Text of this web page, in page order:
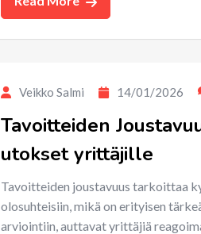
Veikko Salmi 14/01/2026
Tavoitteiden
utokset yrittäjille
Tavoitteiden joustavuus tarkoittaa
olosuhteisiin, mikä on erityisen
arviointiin, auttavat yrittäjiä